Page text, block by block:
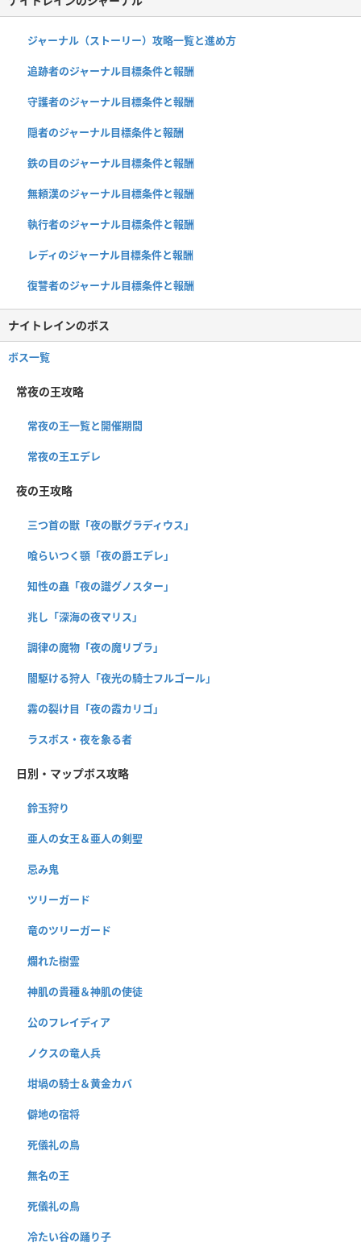
ジャーナル（ストーリー）攻略一覧と進め方
追跡者のジャーナル目標条件と報酬
守護者のジャーナル目標条件と報酬
隠者のジャーナル目標条件と報酬
鉄の目のジャーナル目標条件と報酬
無頼漢のジャーナル目標条件と報酬
執行者のジャーナル目標条件と報酬
レディのジャーナル目標条件と報酬
復讐者のジャーナル目標条件と報酬
ナイトレインのボス
ボス一覧
常夜の王攻略
常夜の王一覧と開催期間
常夜の王エデレ
夜の王攻略
三つ首の獣「夜の獣グラディウス」
喰らいつく顎「夜の爵エデレ」
知性の蟲「夜の識グノスター」
兆し「深海の夜マリス」
調律の魔物「夜の魔リブラ」
闇駆ける狩人「夜光の騎士フルゴール」
霧の裂け目「夜の霞カリゴ」
ラスボス・夜を象る者
日別・マップボス攻略
鈴玉狩り
亜人の女王＆亜人の剣聖
忌み鬼
ツリーガード
竜のツリーガード
爛れた樹霊
神肌の貴種＆神肌の使徒
公のフレイディア
ノクスの竜人兵
坩堝の騎士＆黄金カバ
僻地の宿将
死儀礼の鳥
無名の王
死儀礼の鳥
冷たい谷の踊り子